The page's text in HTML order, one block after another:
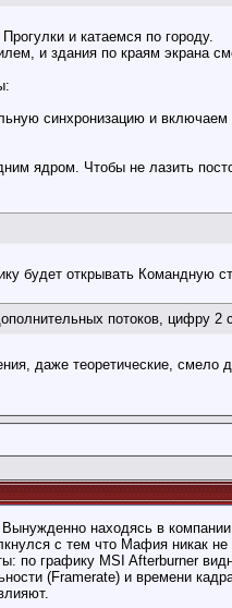
и катаемся по городу.
и здания по краям экрана
синхронизацию и
ядром. Чтобы не лазить
будет открывать Командную
потоков, цифру 2
даже теоретические, смело
находясь в
с тем что Мафия никак
по графику MSI Afterburner
(Framerate) и времени